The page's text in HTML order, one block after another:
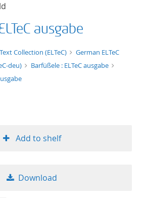
ausgabe
Collection (ELTeC)
German ELTeC
deu)
Barfüßele : ELTeC ausgabe
Add to shelf
Download